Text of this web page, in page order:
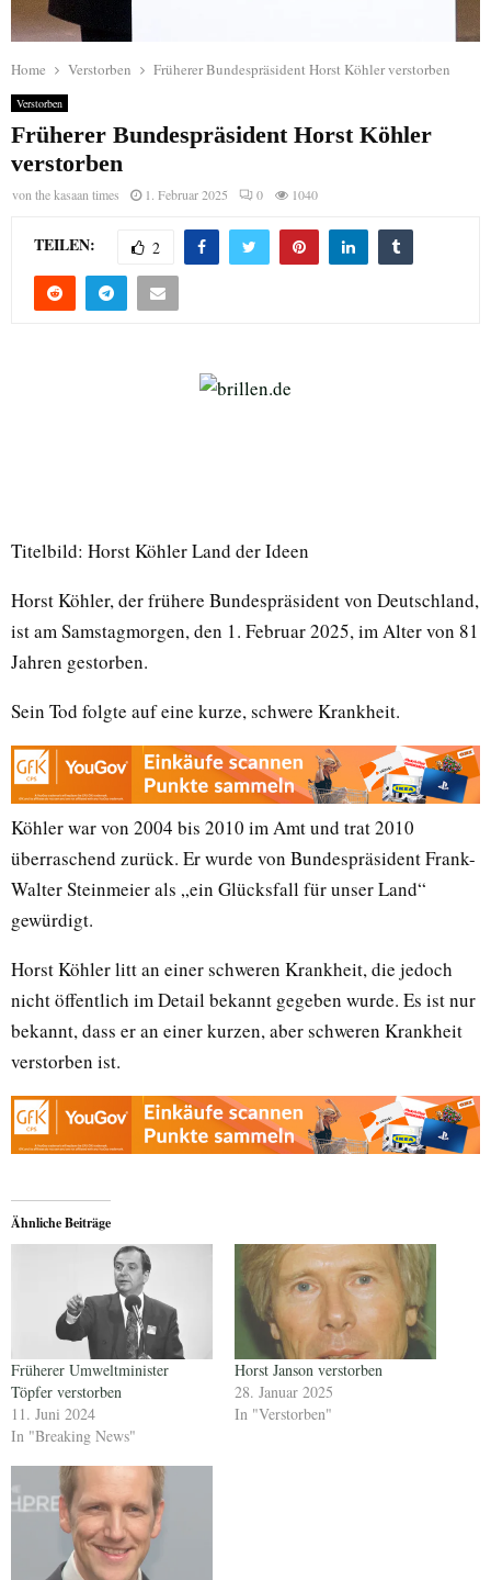
Home Verstorben Früherer Bundespräsident Horst Köhler verstorben
Verstorben
Früherer Bundespräsident Horst Köhler
verstorben
von the kasaan times 1. Februar 2025 0 1040
TEILEN: 2
Titelbild: Horst Köhler Land der Ideen
Horst Köhler, der frühere Bundespräsident von Deutschland,
ist am Samstagmorgen, den 1. Februar 2025, im Alter von 81
Jahren gestorben.
Sein Tod folgte auf eine kurze, schwere Krankheit.
Köhler war von 2004 bis 2010 im Amt und trat 2010
überraschend zurück. Er wurde von Bundespräsident Frank-
Walter Steinmeier als „ein Glücksfall für unser Land“
gewürdigt.
Horst Köhler litt an einer schweren Krankheit, die jedoch
nicht öffentlich im Detail bekannt gegeben wurde. Es ist nur
bekannt, dass er an einer kurzen, aber schweren Krankheit
verstorben ist.
Ähnliche Beiträge
Früherer Umweltminister
Töpfer verstorben
11. Juni 2024
In "Breaking News"
Horst Janson verstorben
28. Januar 2025
In "Verstorben"